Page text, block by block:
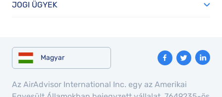
JOGI ÜGYEK
Magyar
Az AirAdvisor International Inc. egy az Amerikai